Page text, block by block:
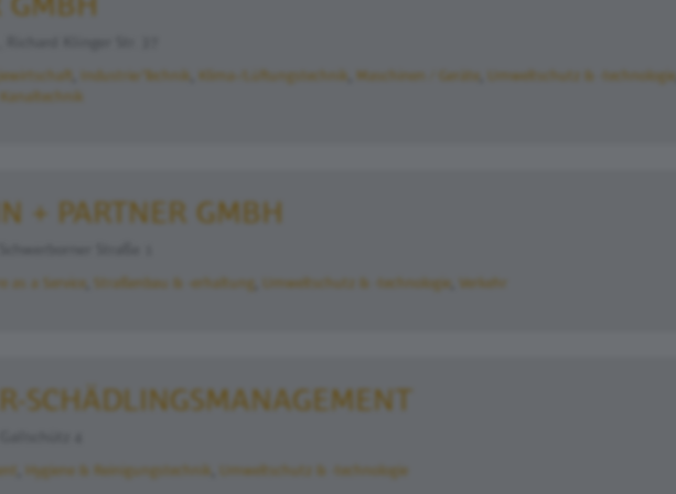
Industrie/Technik Klima-/Lüftungstechnik Maschinen / Geräte
Umweltschutz & -technologie
+ PARTNER GMBH
as a Service Straßenbau & -erhaltung Umweltschutz & -technologie Verkehr
SCHÄDLINGSMANAGEMENT
Hygiene & Reinigungstechnik Umweltschutz & -technologie